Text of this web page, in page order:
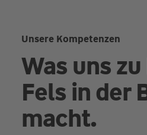
Unsere Kompetenzen
Was uns
Fels in der
macht.